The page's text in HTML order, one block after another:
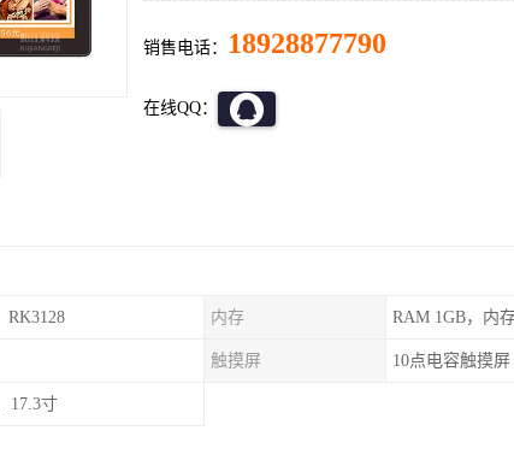
销售电话： 18928877790
在线QQ：
RK3128 内存 RAM 1GB，内
触摸屏 10点电容触摸屏
17.3寸